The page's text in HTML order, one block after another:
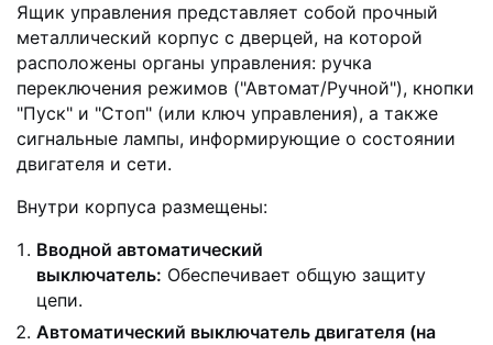
Ящик управления представляет собой прочный
металлический корпус с дверцей, на которой
расположены органы управления: ручка
переключения режимов ("Автомат/Ручной"), кнопки
"Пуск" и "Стоп" (или ключ управления), а также
сигнальные лампы, информирующие о состоянии
двигателя и сети.
Внутри корпуса размещены:
Вводной автоматический
выключатель: Обеспечивает общую защиту
цепи.
Автоматический выключатель двигателя (на